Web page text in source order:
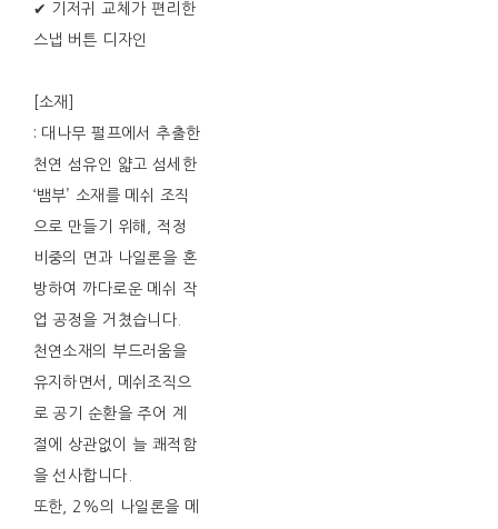
✔ 기저귀 교체가 편리한
스냅 버튼 디자인
[소재]
: 대나무 펄프에서 추출한
천연 섬유인 얇고 섬세한
‘뱀부’ 소재를 메쉬 조직
으로 만들기 위해, 적정
비중의 면과 나일론을 혼
방하여 까다로운 메쉬 작
업 공정을 거쳤습니다.
천연소재의 부드러움을
유지하면서, 메쉬조직으
로 공기 순환을 주어 계
절에 상관없이 늘 쾌적함
을 선사합니다.
또한, 2%의 나일론을 메